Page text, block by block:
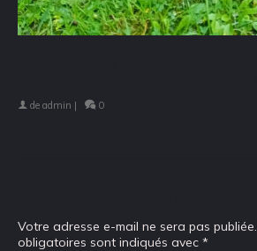
de admin | 0
Votre adresse e-mail ne sera pas publiée.
obligatoires sont indiqués avec *